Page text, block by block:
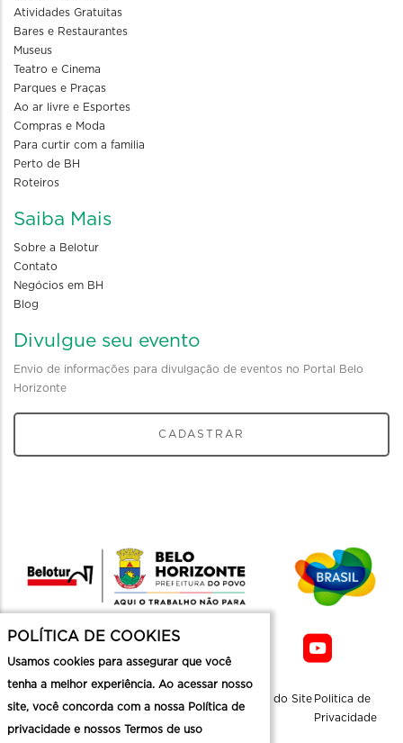
Atividades Gratuitas
Bares e Restaurantes
Museus
Teatro e Cinema
Parques e Praças
Ao ar livre e Esportes
Compras e Moda
Para curtir com a familia
Perto de BH
Roteiros
Saiba Mais
Sobre a Belotur
Contato
Negócios em BH
Blog
Divulgue seu evento
Envio de informações para divulgação de eventos no Portal Belo
Horizonte
CADASTRAR
Mapa do Site Politica de
Privacidade
POLÍTICA DE COOKIES
Usamos cookies para assegurar que você
tenha a melhor experiência. Ao acessar nosso
site, você concorda com a nossa Política de
privacidade e nossos Termos de uso